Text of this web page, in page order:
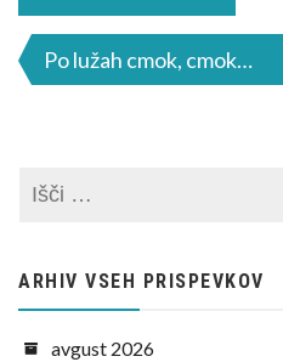
Navigacija
Po lužah cmok, cmok…
ARHIV VSEH PRISPEVKOV
avgust 2026